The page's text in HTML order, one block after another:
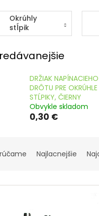
Okrúhly
stĺpik
DRŽIAK NAPÍNACIEHO
DRÔTU PRE OKRÚHLE
STĹPIKY, ČIERNY
Obvykle skladom
0,30 €
Najlacnejšie